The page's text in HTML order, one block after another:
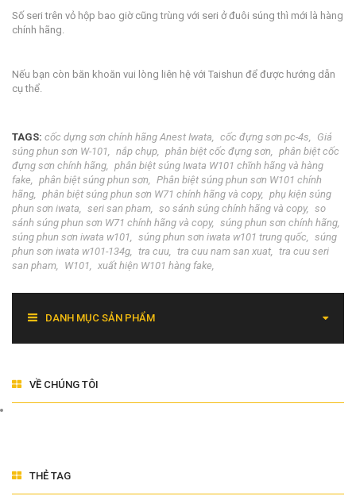
Số seri trên vỏ hộp bao giờ cũng trùng với seri ở đuôi súng thì mới là hàng
chính hãng.
Nếu bạn còn băn khoăn vui lòng liên hệ với Taishun để được hướng dẫn
cụ thể.
TAGS: cốc dựng sơn chính hãng Anest Iwata cốc đựng sơn pc-4s
Giá
súng phun sơn W-101
nắp chụp phân biệt cốc đựng sơn
phân biệt cốc
đựng sơn chính hãng
phân biệt súng Iwata W101 chĩnh hãng và hàng
fake
phân biệt súng phun sơn
Phân biệt súng phun sơn W101 chính
hãng
phân biệt súng phun sơn W71 chính hãng và copy
phụ kiện súng
phun sơn iwata
seri san pham so sánh súng chính hãng và copy
so
sánh súng phun sơn W71 chính hãng và copy
súng phun sơn chính hãng
súng phun sơn iwata w101
súng phun sơn iwata w101 trung quốc
súng
phun sơn iwata w101-134g
tra cuu tra cuu nam san xuat
tra cuu seri
san pham
W101 xuất hiện W101 hàng fake
DANH MỤC SẢN PHẨM
VỀ CHÚNG TÔI
THẺ TAG